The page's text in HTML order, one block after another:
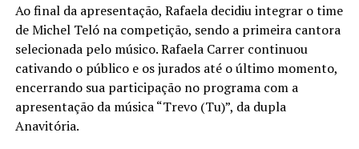
Ao final da apresentação, Rafaela decidiu integrar o time
de Michel Teló na competição, sendo a primeira cantora
selecionada pelo músico. Rafaela Carrer continuou
cativando o público e os jurados até o último momento,
encerrando sua participação no programa com a
apresentação da música “Trevo (Tu)”, da dupla
Anavitória.